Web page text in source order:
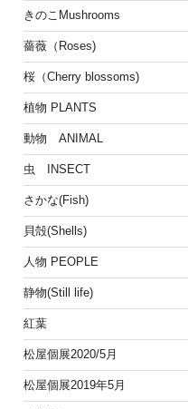
きのこMushrooms
薔薇（Roses)
桜（Cherry blossoms)
植物 PLANTS
動物 ANIMAL
虫 INSECT
さかな(Fish)
貝殻(Shells)
人物 PEOPLE
静物(Still life)
紅葉
松屋個展2020/5月
松屋個展2019年5月